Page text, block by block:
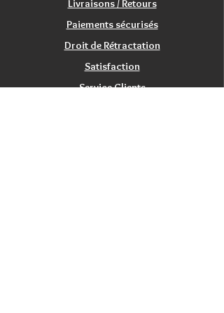
Livraisons / Retours
Paiements sécurisés
Droit de Rétractation
Satisfaction
Service Clients